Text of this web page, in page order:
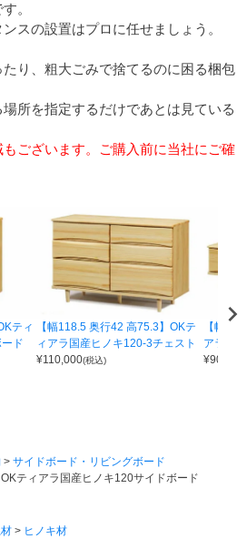
。
スの設置はプロに任せましょう。
り、粗大ごみで捨てるのに困る梱包
所を指定するだけであとは見ている
ございます。ご購入前に当社にご確
ティ
ド
【幅118.5 奥行42 高75.3】OKテ
ィアラ国産ヒノキ120-3チェスト
¥110,000(税込)
【幅
アラ国
¥90,000
サイドボード・リビングボード
ティアラ国産ヒノキ120サイドボード
ヒノキ材